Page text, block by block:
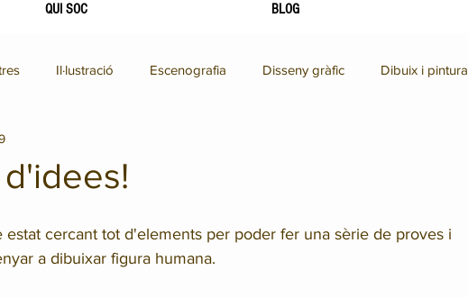
QUI SOC BLOG
Il·lustració Escenografia Disseny gràfic Dibuix i pintura
estat cercant tot d'elements per poder fer una sèrie de proves i
a dibuixar figura humana.